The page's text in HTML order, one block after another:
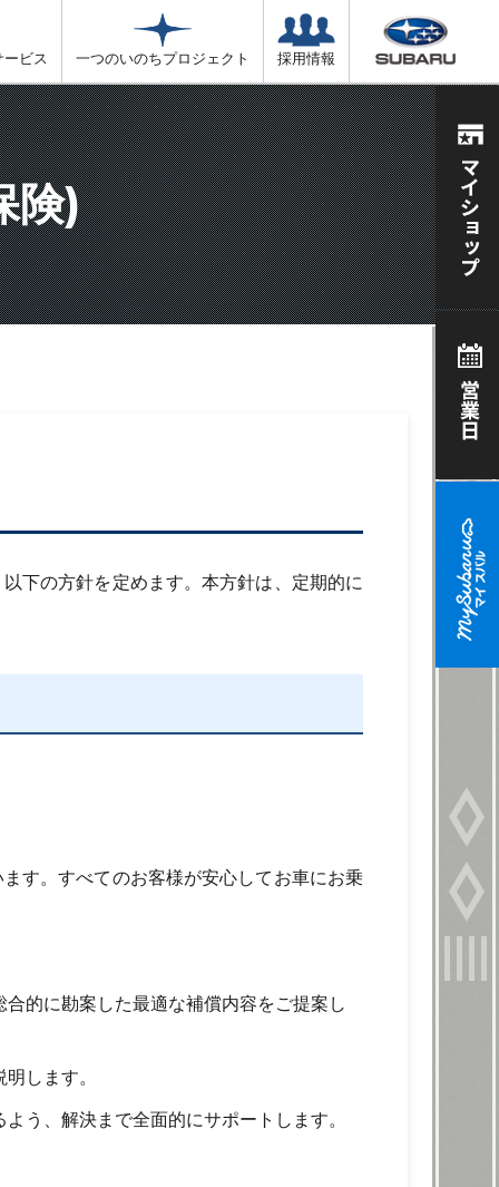
ービス 一つのいのちプロジェクト 採用情報
険)
下の方針を定めます。本方針は、定期的に
す。すべてのお客様が安心してお車にお乗
的に勘案した最適な補償内容をご提案し
します。
う、解決まで全面的にサポートします。